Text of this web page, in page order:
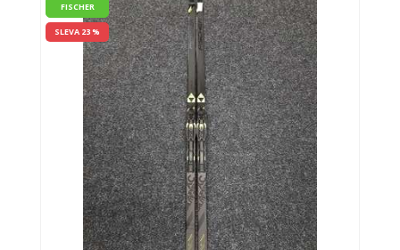
FISCHER
SLEVA 23 %